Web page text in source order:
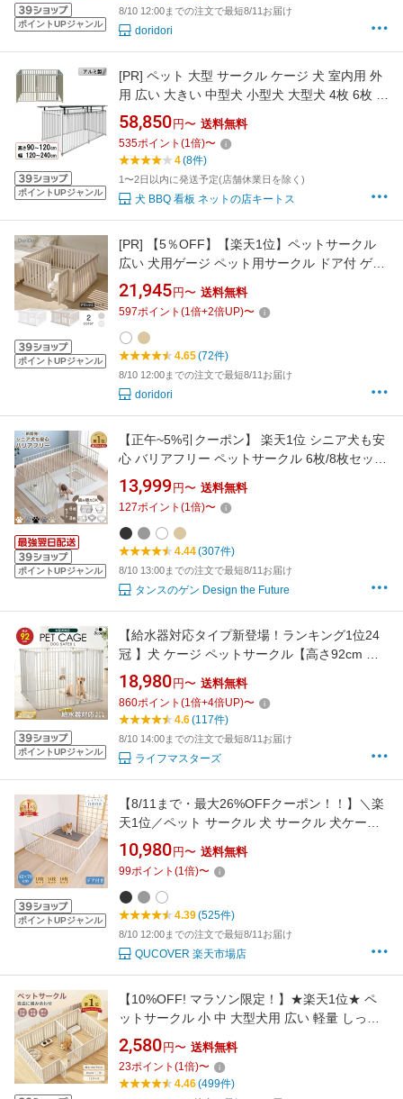
ポイントUPジャンル
8/10 12:00までの注文で最短8/11お届け
doridori
ポイントUPジャンル
[PR] ペット 大型 サークル ケージ 犬 室内用 外
用 広い 大きい 中型犬 小型犬 大型犬 4枚 6枚 扉
付き セット 簡単組み立て 拡張 フェンス ペット
ケージ ペットサークル 【アルミ 製 犬のサーク
ル】【4枚組】【6枚組】【シルバー】【屋根な
し】【屋根つき】
58,850 円〜 送料無料
535ポイント (1倍)〜
4(8件)
1〜2日以内に発送予定(店舗休業日を除く)
犬 BBQ 看板 ネットの店キートス
ポイントUPジャンル
[PR]
【5％OFF】【楽天1位】ペットサークル
広い 犬用ゲージ ペット用サークル ドア付 ゲー
ト付 選べるタイプ 簡単組み立て 拡張 増設 ペッ
トゲート 置くだけ フェンスケージ 多頭飼い シ
ンプル モダン 柵 ジョイント式 dor11
21,945 円〜 送料無料
597ポイント (1倍+2倍UP)〜
4.65(72件)
8/10 12:00までの注文で最短8/11お届け
doridori
ポイントUPジャンル
【正午~5%引クーポン】 楽天1位 シニア犬も安
心 バリアフリー ペットサークル 6枚/8枚セット
スチール 折りたたみ 74cm 扉 ドア付き 組み替
え ケージ ドッグサークル ドッグケージ サーク
ル ペットケージ ペットフェンス 犬 犬用 小型犬
中型犬 拡張
13,999 円〜 送料無料
127ポイント (1倍)〜
4.44(307件)
8/10 13:00までの注文で最短8/11お届け
タンスのゲン Design the Future
ポイントUPジャンル
【給水器対応タイプ新登場！ランキング1位24
冠 】犬 ケージ ペットサークル【高さ92cm 大
型犬対応】ゲージ ペットケージ 犬用 ペットゲ
ージ ペットフェンス 8枚セット【2年保証！】
サークル 給水機 給水器 脱走防止 ドッグケージ
ドッグサークル 小型犬 中型犬 大型犬
18,980 円〜 送料無料
860ポイント (1倍+4倍UP)〜
4.6(117件)
8/10 14:00までの注文で最短8/11お届け
ライフマスターズ
ポイントUPジャンル
【8/11まで・最大26%OFFクーポン！！】＼楽
天1位／ペット サークル 犬 サークル 犬ケージ
サークル 小型犬 室内 犬ゲージ ペットゲージ ド
ッグサークル 犬 サークル 折りたたみ ドア付き
ペットフェンス 安全柵 脱出防止 仕切り可能 横
スライド扉 12/14/16枚セット
10,980 円〜 送料無料
99ポイント (1倍)〜
4.39(525件)
8/10 12:00までの注文で最短8/11お届け
QUCOVER 楽天市場店
【10%OFF! マラソン限定！】★楽天1位★ ペ
ットサークル 小 中 大型犬用 広い 軽量 しっか
り 部品 屋内 ドア付き 犬 サークル ペットハウ
ス ドア付き ペットケージ 檻感がない 自由に組
み合わせ 犬脱走防止フェンス 高さ60cm 75cm
用ゲージ 室内サークル 日本語説明書付
2,580 円〜 送料無料
23ポイント (1倍)〜
4.46(499件)